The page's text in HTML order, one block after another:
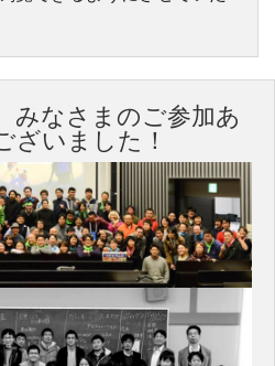
みなさまのご参加あ
ざいました！